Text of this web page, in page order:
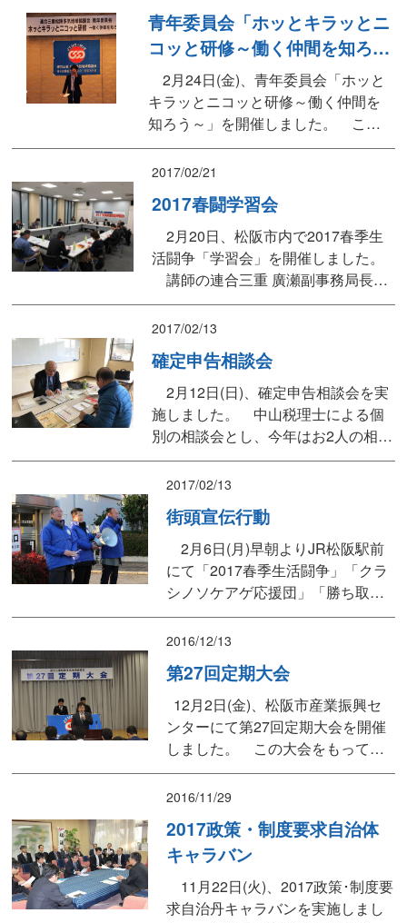
ュア椅子を作りました。 小さい
お子さんが多く1時間程度で完成す
るのは少し難しいようでしたが、
ひとときを楽しく親子で過ごして
もらえる...
青年委員会「ホッとキラッとニ
コッと研修～働く仲間を知ろう
～」
2月24日(金)、青年委員会「ホッと
キラッとニコッと研修～働く仲間を
知ろう～」を開催しました。 この
研修は、他の組合の人がどんな仕事
をしていて、どんな組合活動をして
の提起により考えられました。 グ
ループに分かれ自己紹介を行い、ど
のくらい自己紹介内容を覚えている
かを、代表者を決め、その代...
2017/02/21
2017春闘学習会
2月20日、松阪市内で2017春季生
活闘争「学習会」を開催しました。
講師の連合三重 廣瀬副事務局長・
真弓労働局部長から①連合三重「201
7春季生活闘争の取り組み内容」、②
査」への理解と参加促進など説明い
ただいた後、「底上げ・底支え」
「格差是正」でクラシノソコアゲを
実現しよう！働く者・...
2017/02/13
確定申告相談会
2月12日(日)、確定申告相談会を実
施しました。 中山税理士による個
別の相談会とし、今年はお2人の相談
がありました。医療費控除と住宅ロ
ーン控除の相談があり、申告書の書
やすく説明していただきました。
2017/02/13
街頭宣伝行動
2月6日(月)早朝よりJR松阪駅前
にて「2017春季生活闘争」「クラ
シノソケアゲ応援団」「勝ち取ろ
うハッピーライフ」街頭宣伝行動
を実施しました。 伊藤議長、伊
兼務)、後藤三重県議会議員、濱井
三重県議会議員、松田松阪市議会
議員よりアピールするとともに、
松阪・多気地協役員、フォーラム
2016/12/13
第27回定期大会
12月2日(金)、松阪市産業振興セ
ンターにて第27回定期大会を開催
しました。 この大会をもって退
任される伊藤議長より「現内閣は
一億総活躍社会の実現を掲げまし
働くものの立場に立った政策への
転換と安心して働き続けられる環
境の整備ではないでしょうか」
等々の挨拶があり、その後、連合
2016/11/29
2017政策・制度要求自治体
キャラバン
11月22日(火)、2017政策･制度要
求自治丹キャラバンを実施しまし